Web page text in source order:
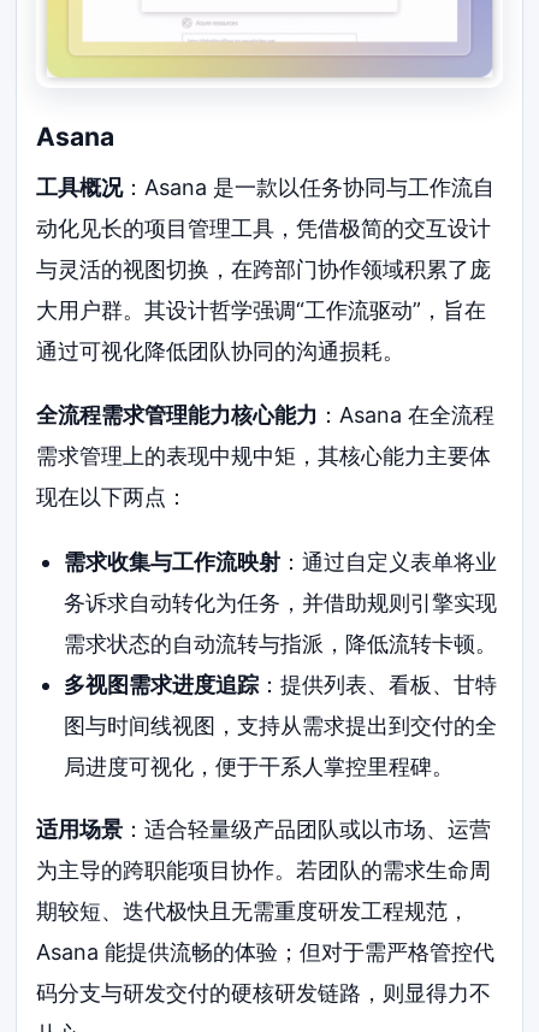
Asana
工具概况：Asana 是一款以任务协同与工作流自
动化见长的项目管理工具，凭借极简的交互设计
与灵活的视图切换，在跨部门协作领域积累了庞
大用户群。其设计哲学强调“工作流驱动”，旨在
通过可视化降低团队协同的沟通损耗。
全流程需求管理能力核心能力 ：Asana 在全流程
需求管理上的表现中规中矩，其核心能力主要体
现在以下两点：
需求收集与工作流映射：通过自定义表单将业
务诉求自动转化为任务，并借助规则引擎实现
需求状态的自动流转与指派，降低流转卡顿。
多视图需求进度追踪：提供列表、看板、甘特
图与时间线视图，支持从需求提出到交付的全
局进度可视化，便于干系人掌控里程碑。
适用场景 ：适合轻量级产品团队或以市场、运营
为主导的跨职能项目协作。若团队的需求生命周
期较短、迭代极快且无需重度研发工程规范，
Asana 能提供流畅的体验；但对于需严格管控代
码分支与研发交付的硬核研发链路，则显得力不